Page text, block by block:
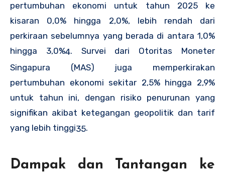
pertumbuhan ekonomi untuk tahun 2025 ke
kisaran 0,0% hingga 2,0%, lebih rendah dari
perkiraan sebelumnya yang berada di antara 1,0%
hingga 3,0%4. Survei dari Otoritas Moneter
Singapura (MAS) juga memperkirakan
pertumbuhan ekonomi sekitar 2,5% hingga 2,9%
untuk tahun ini, dengan risiko penurunan yang
signifikan akibat ketegangan geopolitik dan tarif
yang lebih tinggi35.
Dampak dan Tantangan ke